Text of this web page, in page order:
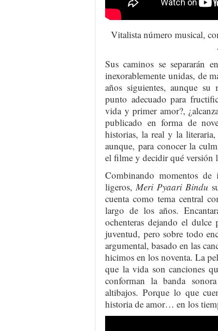
Vitalista número musical,
Sus caminos se separarán
inexorablemente unidas, de
años siguientes, aunque su
punto adecuado para
vida y primer amor?,
publicado en forma de
historias, la real y la
aunque, para conocer la
el filme y decidir qué versión
Combinando momentos
ligeros, Meri Pyaari Bindu
cuenta como tema central
largo de los años.
ochenteras dejando el
juventud, pero sobre todo
argumental, basado en las
hicimos en los noventa. La
que la vida son canciones
conforman la banda
altibajos. Porque lo que
historia de amor… en los